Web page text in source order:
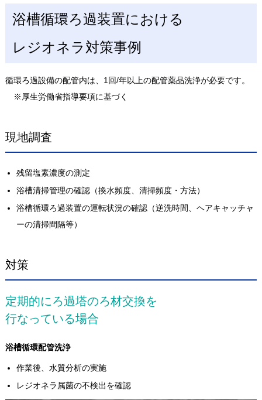
浴槽循環ろ過装置における
レジオネラ対策事例
循環ろ過設備の配管内は、1回/年以上の配管薬品洗浄が必要です。
※厚生労働省指導要項に基づく
現地調査
残留塩素濃度の測定
浴槽清掃管理の確認（換水頻度、清掃頻度・方法）
浴槽循環ろ過装置の運転状況の確認（逆洗時間、ヘアキャッチャ
ーの清掃間隔等）
対策
定期的にろ過塔のろ材交換を
行なっている場合
浴槽循環配管洗浄
作業後、水質分析の実施
レジオネラ属菌の不検出を確認